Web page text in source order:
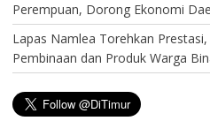
Perempuan, Dorong Ekonomi
Lapas Namlea Torehkan
Pembinaan dan Produk Warga